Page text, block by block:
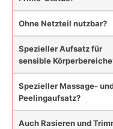
Ohne Netzteil nutzbar?
Spezieller Aufsatz für
sensible
Spezieller Massage-
Peelingaufsatz?
Auch Rasieren und